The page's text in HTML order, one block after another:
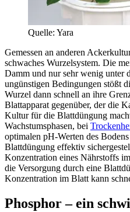
Quelle: Yara
Gemessen an anderen
schwaches Wurzelsystem. Die
Damm und nur sehr wenig unter
ungünstigen Bedingungen stößt
Wurzel dann schnell an ihre
Blattapparat gegenüber, der die
Kultur für die Blattdüngung
Wachstumsphasen, bei
optimalen pH-Werten des
Blattdüngung effektiv
Konzentration eines Nährstoffs
die Versorgung durch eine
Konzentration im Blatt kann
Phosphor – ein